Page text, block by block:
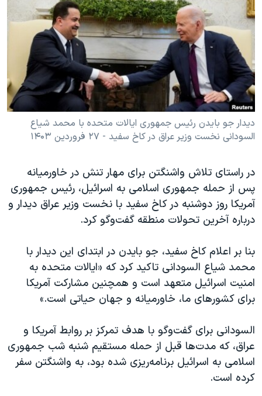
فرهنگ و زندگی
حقوق شهروندی
اقتصادی
علم و فناوری
اسرائیل در جنگ
آرشیو پخش زنده
انتخابات ریاست جمهوری آمریکا ۲۰۲۴
حمله جمهوری اسلامی به اسرائیل
رمز مهسا
ورزش زنان در ایران
مجموعه مستندهای دادخواهی
دادگاه حمید نوری
چهل سال گروگان‌گیری
قانون شفافیت دارائی کادر رهبری ایران
اسرائیل در جنگ
نرگس محمدی برنده جایزه نوبل صلح
همایش محافظه‌کاران آمریکا «سی‌پک»
صفحه‌های ویژه
سفر پرزیدنت ترامپ به چین
دنبال کنید
زبانهای مختلف
دیدار جو بایدن رئیس جمهوری ایالات متحده با محمد شیاع
السودانی نخست وزیر عراق در کاخ سفید - ۲۷ فروردین ۱۴۰۳
در راستای تلاش واشنگتن برای مهار تنش در خاورمیانه
پس از حمله جمهوری اسلامی به اسرائیل، رئیس جمهوری‌
آمریکا روز دوشنبه در کاخ سفید با نخست وزیر عراق دیدار و
درباره آخرین تحولات منطقه گفت‌وگو کرد.
بنا بر اعلام کاخ سفید، جو بایدن در ابتدای این دیدار با
محمد شیاع السودانی تاکید کرد که «ایالات متحده به
امنیت اسرائیل متعهد است و همچنین مشارکت آمریکا
برای کشورهای ما، خاورمیانه و جهان حیاتی است.»
السودانی برای گفت‌وگو با هدف تمرکز بر روابط آمریکا و
عراق، که مدت‌ها قبل از حمله مستقیم شنبه شب جمهوری
اسلامی به اسرائیل برنامه‌ریزی شده بود، به واشنگتن سفر
کرده است.